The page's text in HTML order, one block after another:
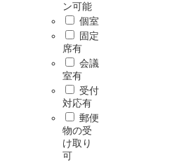
ン可能
個室
固定
席有
会議
室有
受付
対応有
郵便
物の受
け取り
可